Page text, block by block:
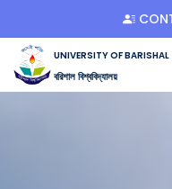
UNIVERSITY OF BARISHAL
বরিশাল বিশ্ববিদ্যালয়